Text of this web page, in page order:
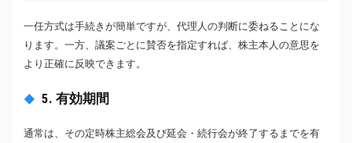
一任方式は手続きが簡単ですが、代理人の判断に委ねることにな
ります。一方、議案ごとに賛否を指定すれば、株主本人の意思を
より正確に反映できます。
5. 有効期間
通常は、その定時株主総会及び延会・続行会が終了するまでを有